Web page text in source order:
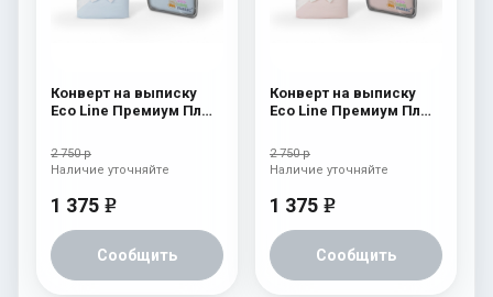
Конверт на выписку
Eco Line Премиум Плюс
2 750 р
1 375 e
Сообщить
Наличие уточняйте
Конверт на выписку
Eco Line Премиум Плюс
2 750 р
1 375 e
Сообщить
Наличие уточняйте